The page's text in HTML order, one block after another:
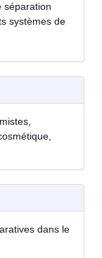
séparation
systèmes de
dans le